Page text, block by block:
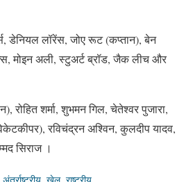
डेनियल लॉरेंस, जोए रूट (कप्तान), बेन
मोइन अली, स्टुअर्ट ब्रॉड, जैक लीच और
रोहित शर्मा, शुभमन गिल, चेतेश्वर पुजारा,
रविचंद्रन अश्विन, कुलदीप यादव,
सिराज ।